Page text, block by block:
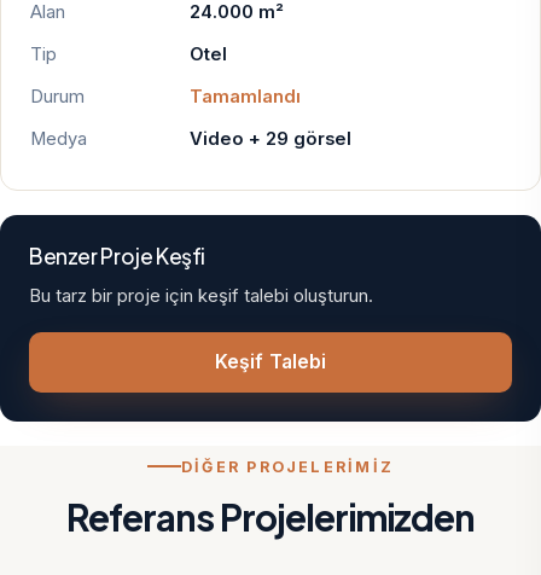
Alan
24.000 m²
Tip
Otel
Durum
Tamamlandı
Medya
Video + 29 görsel
Benzer Proje Keşfi
Bu tarz bir proje için keşif talebi oluşturun.
Keşif Talebi
DİĞER PROJELERİMİZ
Referans Projelerimizden